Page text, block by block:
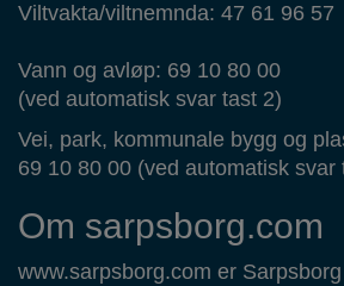
Viltvakta/viltnemnda: 47 61 96 57
Vann og avløp: 69 10 80 00
(ved automatisk svar tast 2)
Vei, park, kommunale bygg og
69 10 80 00 (ved automatisk svar
Om sarpsborg.com
www.sarpsborg.com er